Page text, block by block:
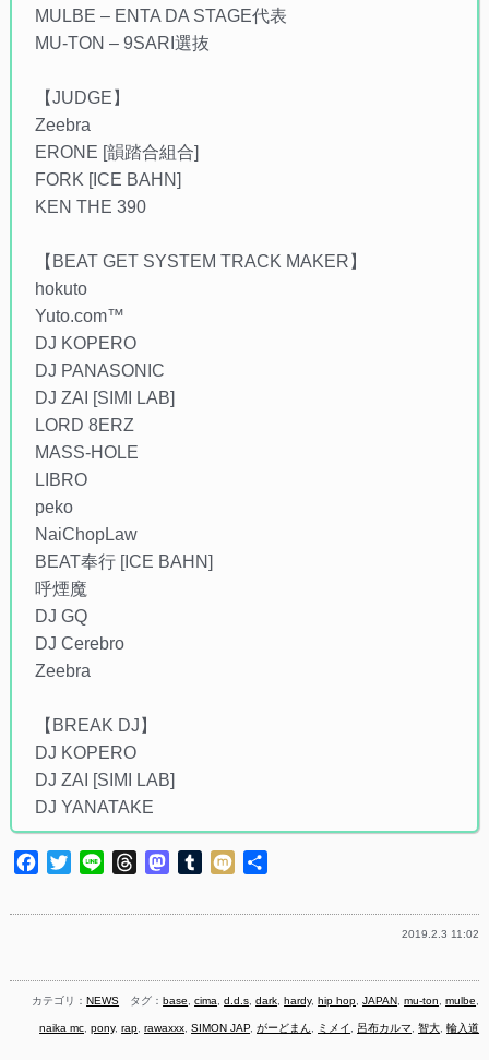
MULBE – ENTA DA STAGE代表
MU-TON – 9SARI選抜
【JUDGE】
Zeebra
ERONE [韻踏合組合]
FORK [ICE BAHN]
KEN THE 390
【BEAT GET SYSTEM TRACK MAKER】
hokuto
Yuto.com™
DJ KOPERO
DJ PANASONIC
DJ ZAI [SIMI LAB]
LORD 8ERZ
MASS-HOLE
LIBRO
peko
NaiChopLaw
BEAT奉行 [ICE BAHN]
呼煙魔
DJ GQ
DJ Cerebro
Zeebra
【BREAK DJ】
DJ KOPERO
DJ ZAI [SIMI LAB]
DJ YANATAKE
Facebook
TwitterLine ThreadsMastodon
Tumblr
Mixi
2019.2.3 11:02
カテゴリ：NEWS タグ：base ,cima ,d.d.s ,dark ,hardy,hip hop ,JAPAN ,mu-ton ,mulbe
naika mc ,pony,rap ,rawaxxx ,SIMON JAP,がーどまん ミメイ 呂布カルマ ,智大 ,輪入道